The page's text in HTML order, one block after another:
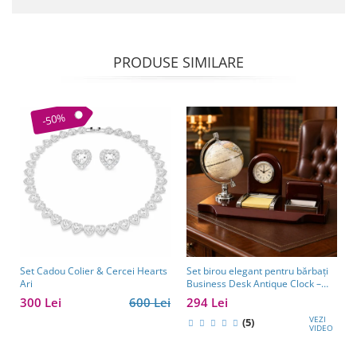
PRODUSE SIMILARE
-50%
Set Cadou Colier & Cercei Hearts
Ari
600 Lei
300 Lei
Set birou elegant pentru bărbați
Business Desk Antique Clock –
cadou premium pentru șef, soț
sau partener de afaceri
294 Lei
(5) VEZI
VIDEO